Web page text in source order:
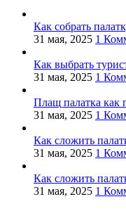
Как собрать
31 мая, 2025 1
Как выбрать
31 мая, 2025 1
Плащ палатка как
31 мая, 2025 1
Как сложить
31 мая, 2025 1
Как сложить
31 мая, 2025 1